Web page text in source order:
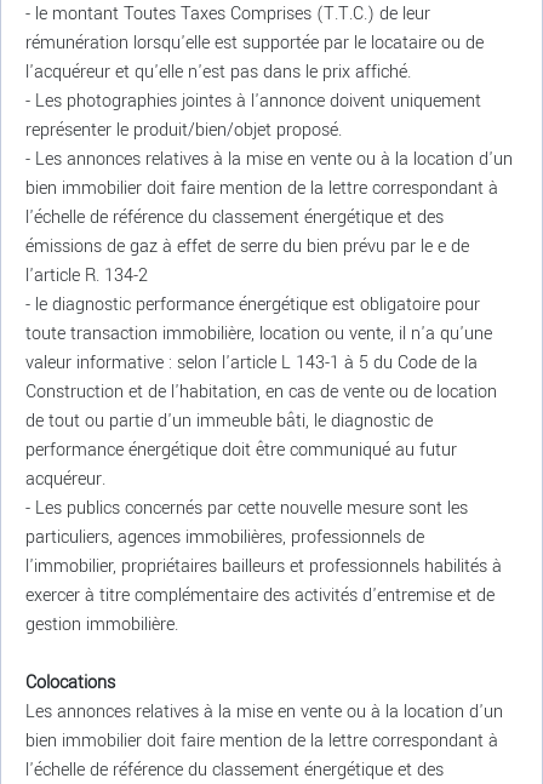
- le montant Toutes Taxes Comprises (T.T.C.) de leur
rémunération lorsqu'elle est supportée par le locataire ou de
l'acquéreur et qu'elle n'est pas dans le prix affiché.
- Les photographies jointes à l'annonce doivent uniquement
représenter le produit/bien/objet proposé.
- Les annonces relatives à la mise en vente ou à la location d'un
bien immobilier doit faire mention de la lettre correspondant à
l'échelle de référence du classement énergétique et des
émissions de gaz à effet de serre du bien prévu par le e de
l'article R. 134-2
- le diagnostic performance énergétique est obligatoire pour
toute transaction immobilière, location ou vente, il n'a qu'une
valeur informative : selon l'article L 143-1 à 5 du Code de la
Construction et de l'habitation, en cas de vente ou de location
de tout ou partie d'un immeuble bâti, le diagnostic de
performance énergétique doit être communiqué au futur
acquéreur.
- Les publics concernés par cette nouvelle mesure sont les
particuliers, agences immobilières, professionnels de
l'immobilier, propriétaires bailleurs et professionnels habilités à
exercer à titre complémentaire des activités d'entremise et de
gestion immobilière.
Colocations
Les annonces relatives à la mise en vente ou à la location d'un
bien immobilier doit faire mention de la lettre correspondant à
l'échelle de référence du classement énergétique et des